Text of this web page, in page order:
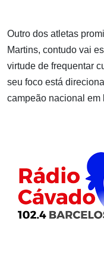
Outro dos atletas
Martins, contudo vai
virtude de frequentar
seu foco está
campeão nacional em